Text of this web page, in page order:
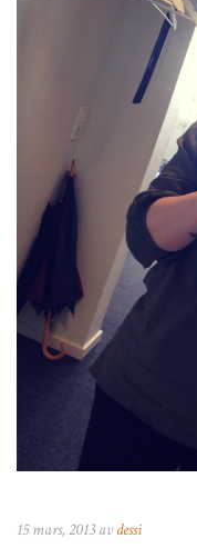
15 mars, 2013 avdessi